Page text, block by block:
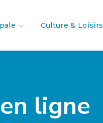
Culture & Loisirs
ligne